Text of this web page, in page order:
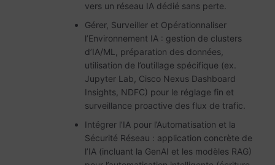
vers un réseau IA dédié sans perte.
Gérer, Surveiller et Opérationnaliser
l’Environnement IA : gestion de clusters
d’IA/ML, préparation des données,
utilisation de l’outillage spécifique (ex.
Jupyter Lab, Cisco Nexus Dashboard
Insights, NDFC) pour le réglage fin et
surveillance proactive des flux de trafic.
Intégrer l’IA pour l’Automatisation et la
Sécurité Réseau : application concrète de
l’IA (incluant la GenAI et les modèles RAG)